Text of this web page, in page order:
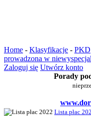
Home - Klasyfikacje - PKD
prowadzona w
Zaloguj się Utwórz konto
Porady
Lista płac